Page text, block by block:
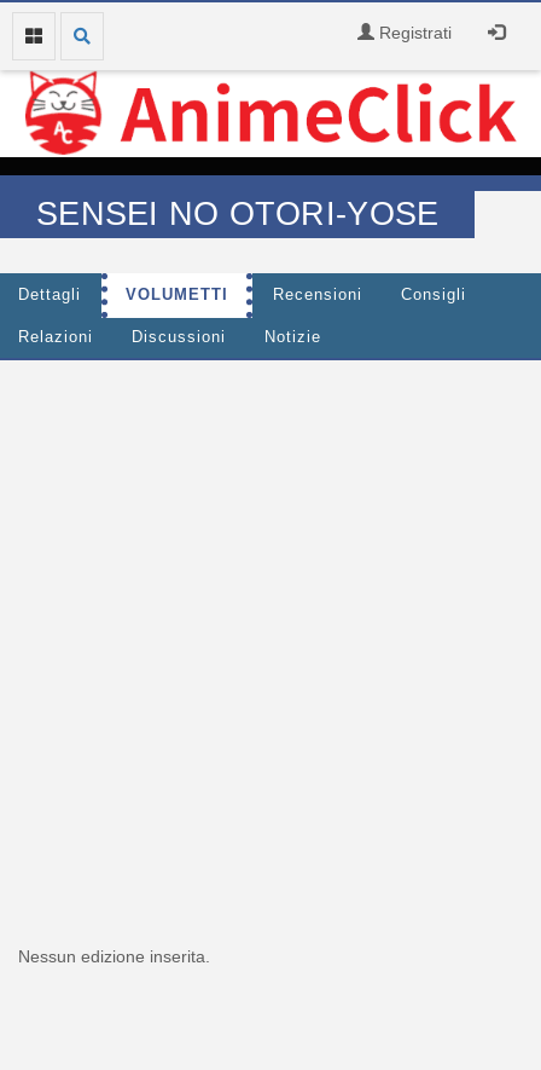
Registrati
SENSEI NO OTORI-YOSE
Dettagli VOLUMETTI Recensioni Consigli
Relazioni Discussioni Notizie
Nessun edizione inserita.